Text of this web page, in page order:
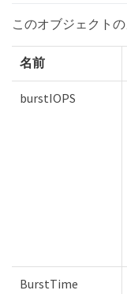
このオブジェクト
名前
burstIOPS
BurstTime